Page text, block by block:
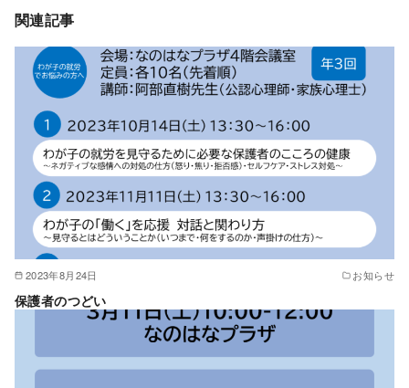
関連記事
2023年8月24日 お知らせ
保護者のつどい